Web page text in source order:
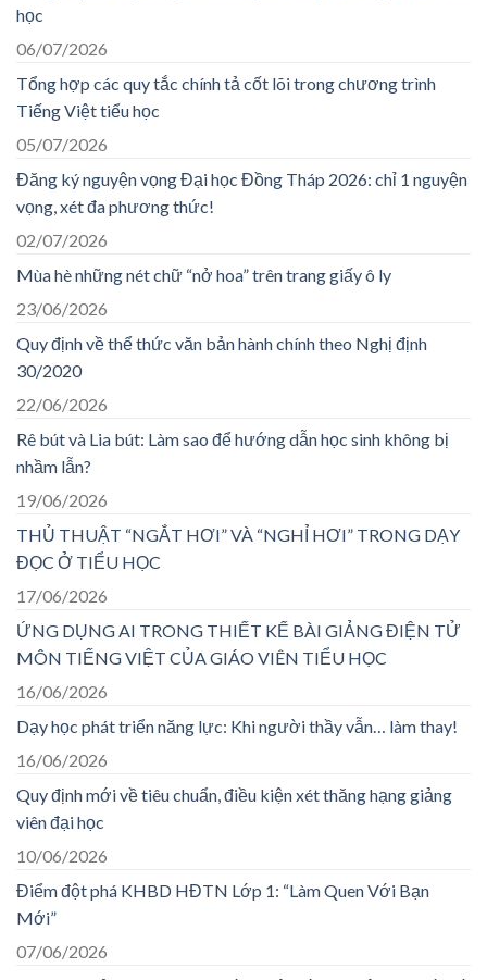
học
06/07/2026
Tổng hợp các quy tắc chính tả cốt lõi trong chương trình
Tiếng Việt tiểu học
05/07/2026
Đăng ký nguyện vọng Đại học Đồng Tháp 2026: chỉ 1 nguyện
vọng, xét đa phương thức!
02/07/2026
Mùa hè những nét chữ “nở hoa” trên trang giấy ô ly
23/06/2026
Quy định về thể thức văn bản hành chính theo Nghị định
30/2020
22/06/2026
Rê bút và Lia bút: Làm sao để hướng dẫn học sinh không bị
nhầm lẫn?
19/06/2026
THỦ THUẬT “NGẮT HƠI” VÀ “NGHỈ HƠI” TRONG DẠY
ĐỌC Ở TIỂU HỌC
17/06/2026
ỨNG DỤNG AI TRONG THIẾT KẾ BÀI GIẢNG ĐIỆN TỬ
MÔN TIẾNG VIỆT CỦA GIÁO VIÊN TIỂU HỌC
16/06/2026
Dạy học phát triển năng lực: Khi người thầy vẫn… làm thay!
16/06/2026
Quy định mới về tiêu chuẩn, điều kiện xét thăng hạng giảng
viên đại học
10/06/2026
Điểm đột phá KHBD HĐTN Lớp 1: “Làm Quen Với Bạn
Mới”
07/06/2026